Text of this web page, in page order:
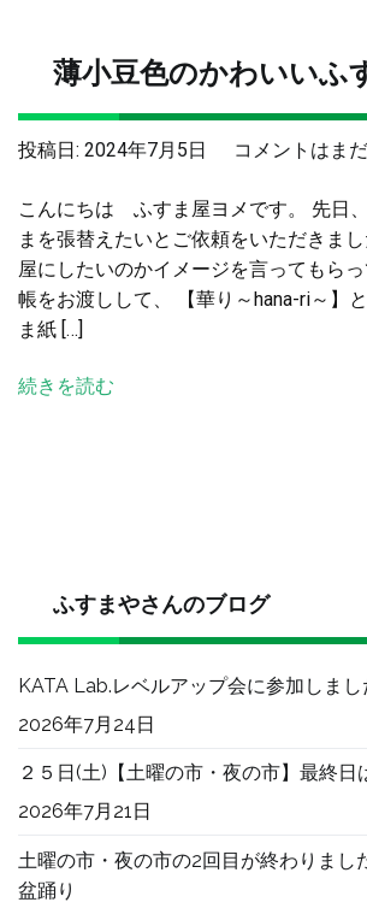
薄小豆色のかわいいふ
投稿日: 2024年7月5日
薄
豆
色
の
か
コメントはま
こんにちは ふすま屋ヨメです。 先日
まを張替えたいとご依頼をいただきま
屋にしたいのかイメージを言ってもら
帳をお渡しして、 【華り～hana-ri～】
ま紙 […]
続きを読む
ふすまやさんのブログ
KATA Lab.レベルアップ会に参加しまし
2026年7月24日
２５日(土)【土曜の市・夜の市】最終日
2026年7月21日
土曜の市・夜の市の2回目が終わりまし
盆踊り